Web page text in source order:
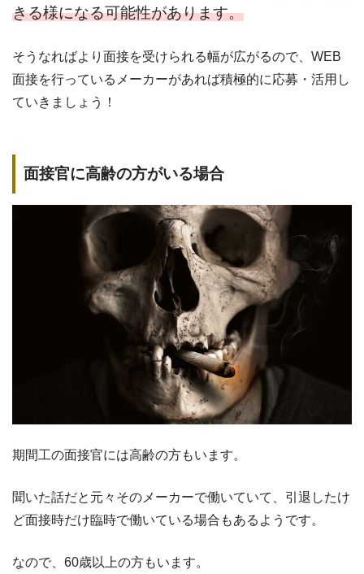
きる様になる可能性があります。
そうなればより面接を受けられる幅が広がるので、WEB
面接を行っているメーカーがあれば積極的に応募・活用し
ていきましょう！
面接官に高齢の方がいる場合
期間工の面接官には高齢の方もいます。
聞いた話だと元々そのメーカーで働いていて、引退したけ
ど面接時だけ臨時で働いている場合もあるようです。
なので、60歳以上の方もいます。